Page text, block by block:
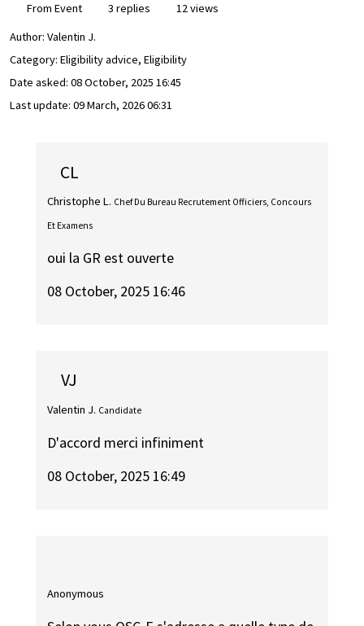
From Event 3 replies
12 views
Author: Valentin J.
Category: Eligibility advice, Eligibility
Date asked: 08 October, 2025 16:45
Last update: 09 March, 2026 06:31
CL
Christophe L. Chef Du Bureau Recrutement Officiers, Concours
Et Examens
oui la GR est ouverte
08 October, 2025 16:46
VJ
Valentin J. Candidate
D'accord merci infiniment
08 October, 2025 16:49
Anonymous